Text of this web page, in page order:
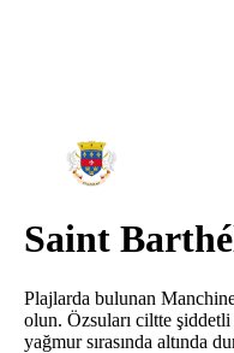
Saint
Plajlarda bulunan
olun. Özsuları ciltte
yağmur sırasında altında